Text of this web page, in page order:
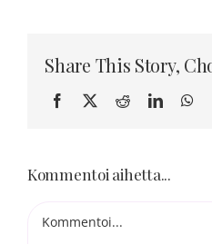
KortitShare This Story,
Facebook
X RedditLinkedIn
Kommentoi aihetta...